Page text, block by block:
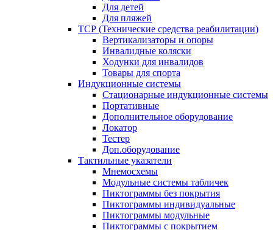
Для детей
Для пляжей
ТСР (Технические средства реабилитации)
Вертикализаторы и опоры
Инвалидные коляски
Ходунки для инвалидов
Товары для спорта
Индукционные системы
Стационарные индукционные системы
Портативные
Дополнительное оборудование
Локатор
Тестер
Доп.оборудование
Тактильные указатели
Мнемосхемы
Модульные системы табличек
Пиктограммы без покрытия
Пиктограммы индивидуальные
Пиктограммы модульные
Пиктограммы с покрытием